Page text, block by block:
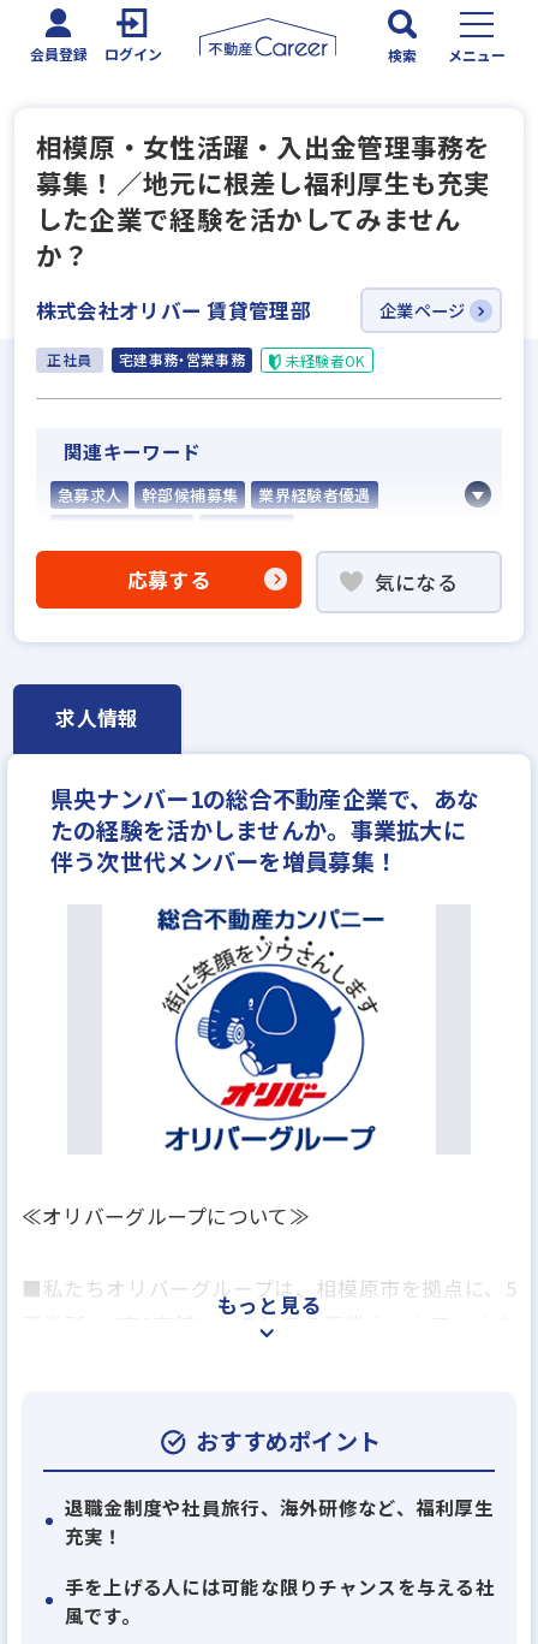
会員登録 ログイン 検索 メニュー
相模原・女性活躍・入出金管理事務を
募集！／地元に根差し福利厚生も充実
した企業で経験を活かしてみません
か？
株式会社オリバー 賃貸管理部 企業ページ
正社員 宅建事務・営業事務 未経験者OK
関連キーワード
急募求人 幹部候補募集
業界経験者優遇
設立30年以上
学歴不問
宅建取引士歓迎
社宅・家賃補助あり
休日シフト制
応募する 気になる
求人情報
県央ナンバー1の総合不動産企業で、あな
たの経験を活かしませんか。事業拡大に
伴う次世代メンバーを増員募集！
≪オリバーグループについて≫
■私たちオリバーグループは、相模原市を拠点に、5
事業所と4市8店舗による独自の事業ネットワークを
ト・マンション建設、大規模修繕事業、貸しコンテ
ナ事業やコインパーキング事業等を手掛けています。
■長年の事業展開によって積み上げられた膨大な情
報量、事業システム、市況分析、そしてこれらを応
用したきめ細やかなサービスは、多くの顧客から厚
もっと見る
おすすめポイント
退職金制度や社員旅行、海外研修など、福利厚生
充実！
手を上げる人には可能な限りチャンスを与える社
風です。